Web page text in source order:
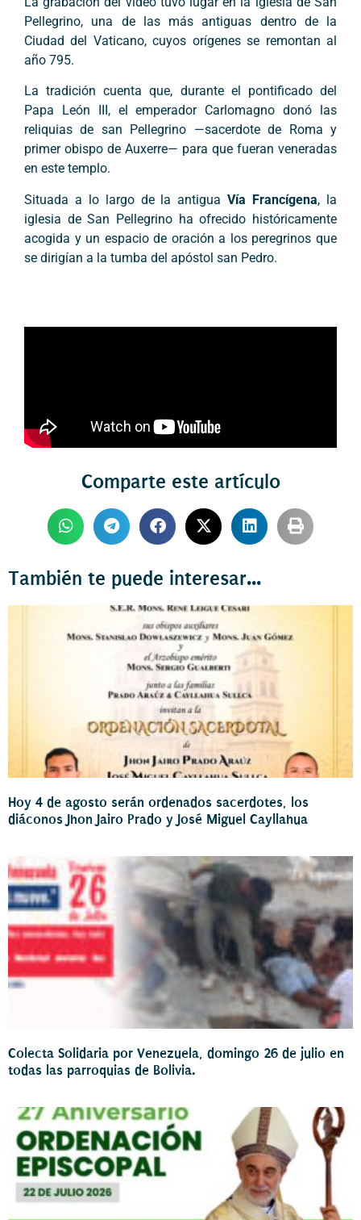
Pellegrino, una de las más antiguas dentro de la
Ciudad del Vaticano, cuyos orígenes se remontan al
año 795.
La tradición cuenta que, durante el pontificado del
Papa León III, el emperador Carlomagno donó las
reliquias de san Pellegrino —sacerdote de Roma y
primer obispo de Auxerre— para que fueran veneradas
en este templo.
Situada a lo largo de la antiguaVía Francígena, la
iglesia de San Pellegrino ha ofrecido históricamente
acogida y un espacio de oración a los peregrinos que
se dirigían a la tumba del apóstol san Pedro.
Comparte este artículo
También te puede interesar...
Hoy 4 de agosto serán ordenados sacerdotes, los
diáconos Jhon Jairo Prado y José Miguel Cayllahua
Colecta Solidaria por Venezuela, domingo 26 de julio en
todas las parroquias de Bolivia.